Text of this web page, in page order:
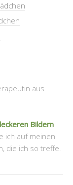
aus
leckeren Bildern
ich auf meinen
die ich so treffe.